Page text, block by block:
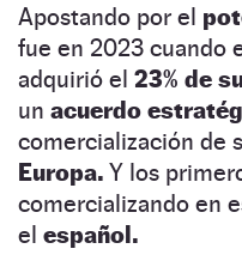
Apostando por el
fue en 2023 cuando
adquirió el 23% de
un acuerdo
comercialización de
Europa. Y los
comercializando en
el español.